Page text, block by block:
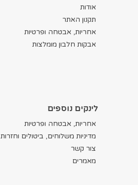
אודות
תקנון האתר
אחריות, אבטחה ופרטיות
אבקות חלבון מומלצות
לינקים נוספים
אחריות, אבטחה ופרטיות
מדיניות משלוחים, ביטולים וחזרות
צור קשר
מאמרים